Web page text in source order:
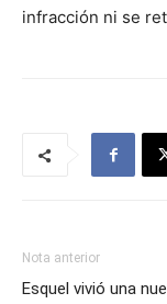
infracción ni se
Nota anterior
Esquel vivió una